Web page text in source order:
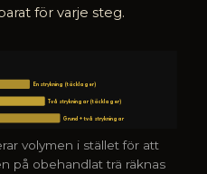
för varje steg.
En strykning (täcklager)
Två strykningar (täcklager)
Grund + två strykningar
volymen i stället för att
på obehandlat trä räknas